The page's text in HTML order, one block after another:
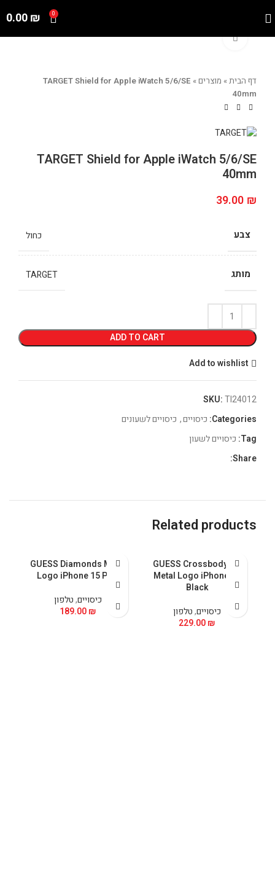
0
0.00₪
Click to enlarge
דף הבית» מוצרים»
TARGET Shield for Apple iWatch 5/6/SE
40mm
TARGET Shield for Apple iWatch 5/6/SE
40mm
39.00 ₪
צבע כחול
מותג TARGET
ADD TO CART
Add to wishlist
SKU:TI24012
Categories: כיסויים, כיסויים לשעונים
Tag: כיסויים לשעון
Share:
Related products
GUESS Crossbody PU
Metal Logo iPhone 15
Black
כיסויים,טלפון
229.00₪
GUESS Diamonds Metal
Logo iPhone 15 Pink
כיסויים,טלפון
189.00₪